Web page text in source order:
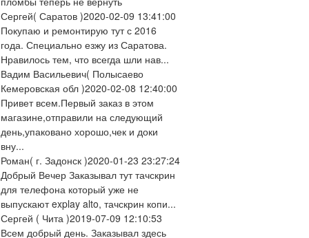
Сергей( Саратов )2020-02-09 13:41:00
Покупаю и ремонтирую тут с 2016
года. Специально езжу из Саратова.
Нравилось тем, что всегда шли нав...
Вадим Васильевич( Полысаево
Кемеровская обл )2020-02-08 12:40:00
Привет всем.Первый заказ в этом
магазине,отправили на следующий
день,упаковано хорошо,чек и доки
вну...
Роман( г. Задонск )2020-01-23 23:27:24
Добрый Вечер Заказывал тут тачскрин
для телефона который уже не
выпускают explay alto, тачскрин копи...
Сергей ( Чита )2019-07-09 12:10:53
Всем добрый день. Заказывал здесь